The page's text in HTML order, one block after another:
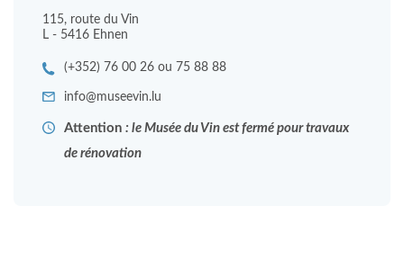
115, route du Vin
L - 5416 Ehnen
(+352) 76 00 26 ou 75 88 88
info@museevin.lu
Attention : le Musée du Vin est fermé pour travaux
de rénovation